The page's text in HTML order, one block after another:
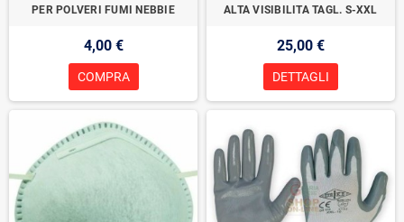
PER POLVERI FUMI NEBBIE
4,00 €
COMPRA
ALTA VISIBILITA TAGL. S-XXL
25,00 €
DETTAGLI